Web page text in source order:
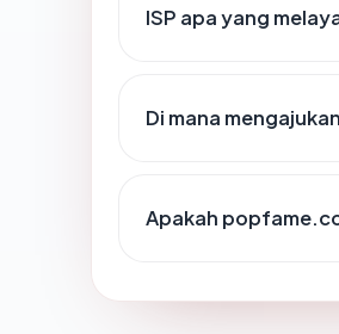
ISP apa yang
Di mana
Apakah